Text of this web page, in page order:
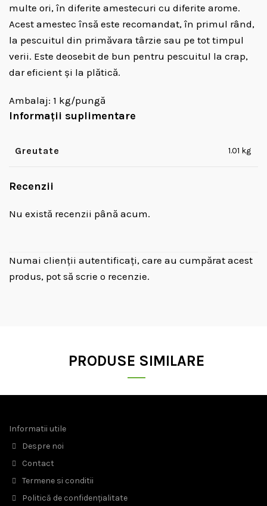
multe ori, în diferite amestecuri cu diferite arome.
Acest amestec însă este recomandat, în primul rând,
la pescuitul din primăvara târzie sau pe tot timpul
verii. Este deosebit de bun pentru pescuitul la crap,
dar eficient și la plătică.
Ambalaj: 1 kg/pungă
Informații suplimentare
Greutate 1.01 kg
Recenzii
Nu există recenzii până acum.
Numai clienții autentificați, care au cumpărat acest
produs, pot să scrie o recenzie.
PRODUSE SIMILARE
Informatii utile
Despre noi
Contact
Termene si conditii
Politică de confidențialitate